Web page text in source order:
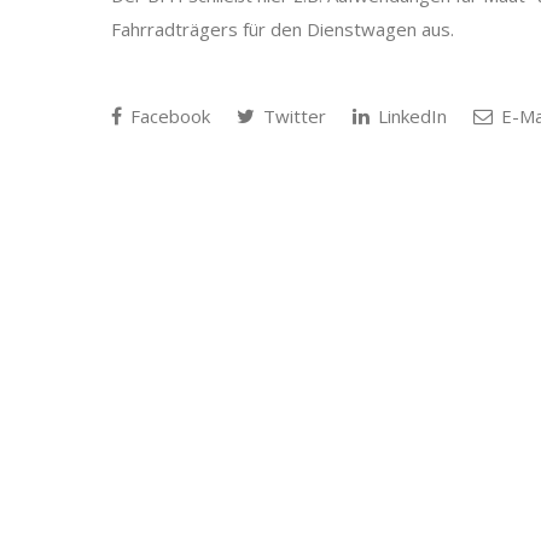
Fahrradträgers für den Dienstwagen aus.
Facebook Twitter LinkedIn E-